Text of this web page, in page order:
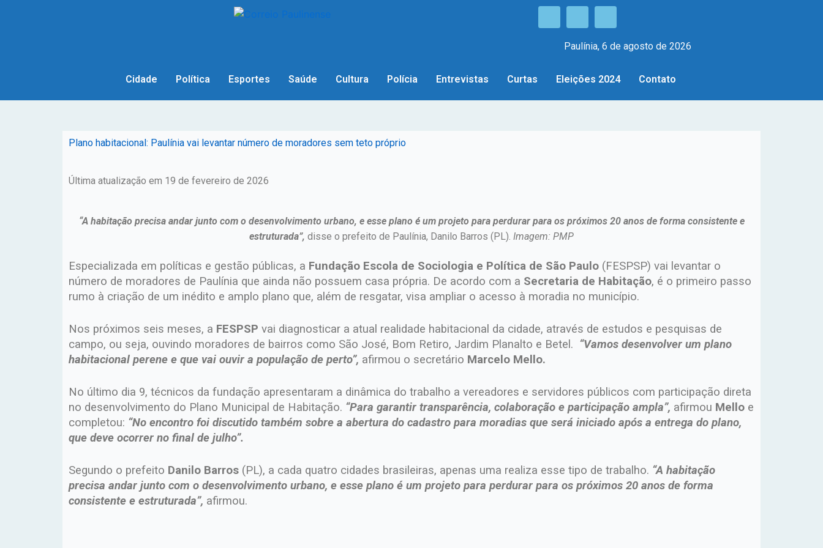
Paulínia, 6 de agosto de 2026
Cidade Política Esportes Saúde Cultura Polícia Entrevistas Curtas Eleições 2024 Contato
Plano habitacional: Paulínia vai levantar número de moradores sem teto próprio
Última atualização em 19 de fevereiro de 2026
“A habitação precisa andar junto com o desenvolvimento urbano, e esse plano é um projeto para perdurar para os próximos 20 anos de forma consistente e
estruturada”, disse o prefeito de Paulínia, Danilo Barros (PL). Imagem: PMP
Especializada em políticas e gestão públicas, a Fundação Escola de Sociologia e Política de São Paulo (FESPSP) vai levantar o
número de moradores de Paulínia que ainda não possuem casa própria. De acordo com a Secretaria de Habitação, é o primeiro passo
rumo à criação de um inédito e amplo plano que, além de resgatar, visa ampliar o acesso à moradia no município.
Nos próximos seis meses, a FESPSP vai diagnosticar a atual realidade habitacional da cidade, através de estudos e pesquisas de
campo, ou seja, ouvindo moradores de bairros como São José, Bom Retiro, Jardim Planalto e Betel. “Vamos desenvolver um plano
habitacional perene e que vai ouvir a população de perto”, afirmou o secretário Marcelo Mello.
No último dia 9, técnicos da fundação apresentaram a dinâmica do trabalho a vereadores e servidores públicos com participação direta
no desenvolvimento do Plano Municipal de Habitação. “Para garantir transparência, colaboração e participação ampla”, afirmou Mello e
completou: “No encontro foi discutido também sobre a abertura do cadastro para moradias que será iniciado após a entrega do plano,
que deve ocorrer no final de julho”.
Segundo o prefeito Danilo Barros (PL), a cada quatro cidades brasileiras, apenas uma realiza esse tipo de trabalho. “A habitação
precisa andar junto com o desenvolvimento urbano, e esse plano é um projeto para perdurar para os próximos 20 anos de forma
consistente e estruturada”, afirmou.